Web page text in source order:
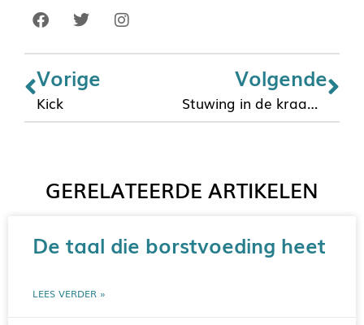
Vorige
Kick
Volgende
Stuwing in de kraamweek
GERELATEERDE ARTIKELEN
De taal die borstvoeding heet
LEES VERDER »